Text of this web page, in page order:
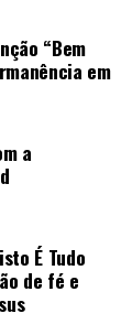
“Bem
em
a
É Tudo
de fé e